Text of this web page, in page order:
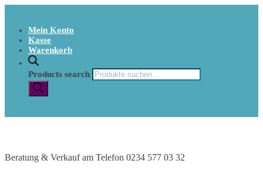
Mein Konto
Kasse
Warenkorb
Products search
Beratung & Verkauf am Telefon 0234 577 03 32